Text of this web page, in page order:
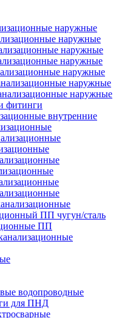
наружные
наружные
наружные
наружные
наружные
наружные
наружные
фитинги
внутренние
ПП чугун/сталь
ПП
водопроводные
для ПНД